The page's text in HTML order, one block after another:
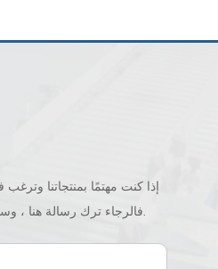
إذا كنت مهتمًا بمنتجاتنا
فالرجاء ترك رسالة هنا ، وسنرد عليك في أقرب وقت ممكن.